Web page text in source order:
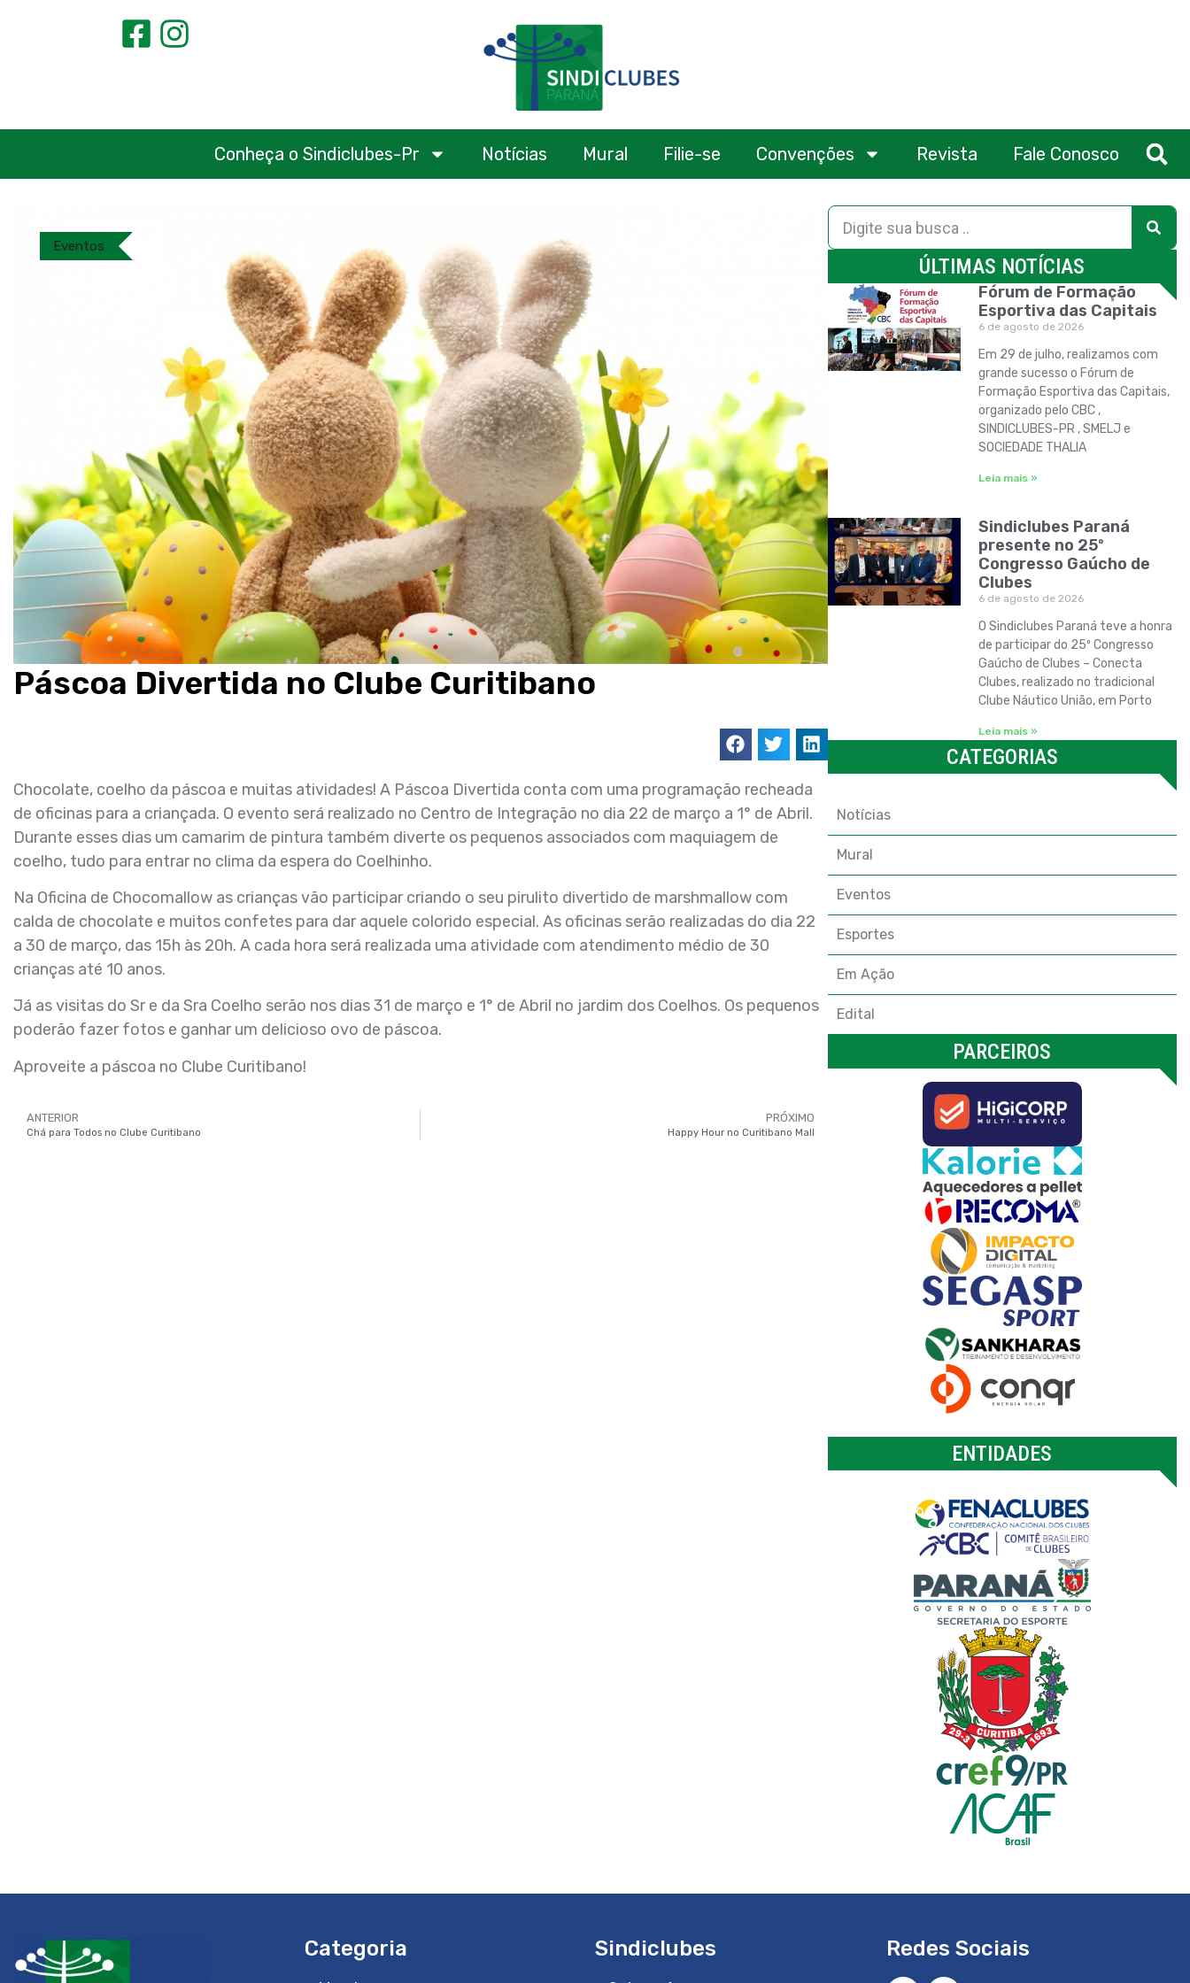
Conheça o Sindiclubes-Pr Notícias Mural Filie-se Convenções Revista Fale Conosco
Eventos
Páscoa Divertida no Clube Curitibano
Chocolate, coelho da páscoa e muitas atividades! A Páscoa Divertida conta com uma programação recheada
de oficinas para a criançada. O evento será realizado no Centro de Integração no dia 22 de março a 1° de Abril.
Durante esses dias um camarim de pintura também diverte os pequenos associados com maquiagem de
coelho, tudo para entrar no clima da espera do Coelhinho.
Na Oficina de Chocomallow as crianças vão participar criando o seu pirulito divertido de marshmallow com
calda de chocolate e muitos confetes para dar aquele colorido especial. As oficinas serão realizadas do dia 22
a 30 de março, das 15h às 20h. A cada hora será realizada uma atividade com atendimento médio de 30
crianças até 10 anos.
Já as visitas do Sr e da Sra Coelho serão nos dias 31 de março e 1° de Abril no jardim dos Coelhos. Os pequenos
poderão fazer fotos e ganhar um delicioso ovo de páscoa.
Aproveite a páscoa no Clube Curitibano!
ANTERIOR
Chá para Todos no Clube Curitibano
PRÓXIMO
Happy Hour no Curitibano Mall
ÚLTIMAS NOTÍCIAS
Fórum de Formação
Esportiva das Capitais
6 de agosto de 2026
Em 29 de julho, realizamos com
grande sucesso o Fórum de
Formação Esportiva das Capitais,
organizado pelo CBC ,
SINDICLUBES-PR , SMELJ e
SOCIEDADE THALIA
Leia mais »
Sindiclubes Paraná
presente no 25º
Congresso Gaúcho de
Clubes
6 de agosto de 2026
O Sindiclubes Paraná teve a honra
de participar do 25º Congresso
Gaúcho de Clubes – Conecta
Clubes, realizado no tradicional
Clube Náutico União, em Porto
Leia mais »
CATEGORIAS
Notícias
Mural
Eventos
Esportes
Em Ação
Edital
PARCEIROS
ENTIDADES
Categoria Sindiclubes Redes Sociais